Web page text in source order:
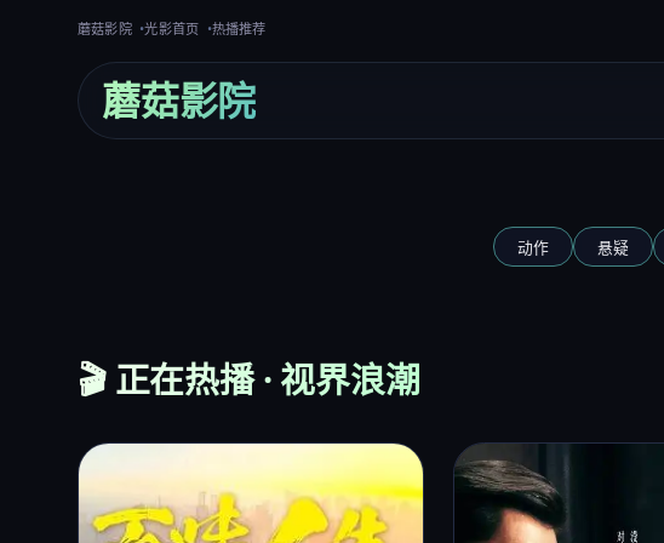
蘑菇影院 光影首页 热播推荐
蘑菇影院
动作 悬疑
🎬 正在热播 · 视界浪潮